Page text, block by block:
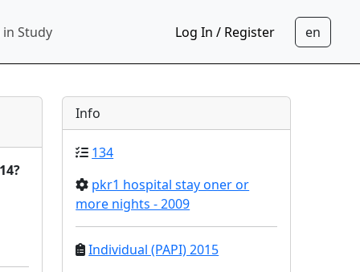
in Study Log In / Register
Info
134
pkr1 hospital stay oner or
more nights - 2009
Individual (PAPI) 2015